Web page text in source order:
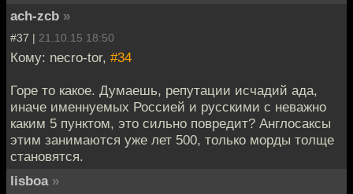
ach-zcb »
#37 | 21.10.15 18:50
Кому: necro-tor, #34
Горе то какое. Думаешь, репутации исчадий ада,
иначе именнуемых Россией и русскими с неважно
каким 5 пунктом, это сильно повредит? Англосаксы
этим занимаются уже лет 500, только морды толще
становятся.
lisboa »